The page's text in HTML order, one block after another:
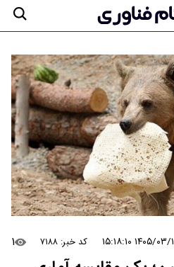
۰۳/۱۲ ۱۵:۱۸:۱۰ کد خبر: ۷۱۸۸ ۱